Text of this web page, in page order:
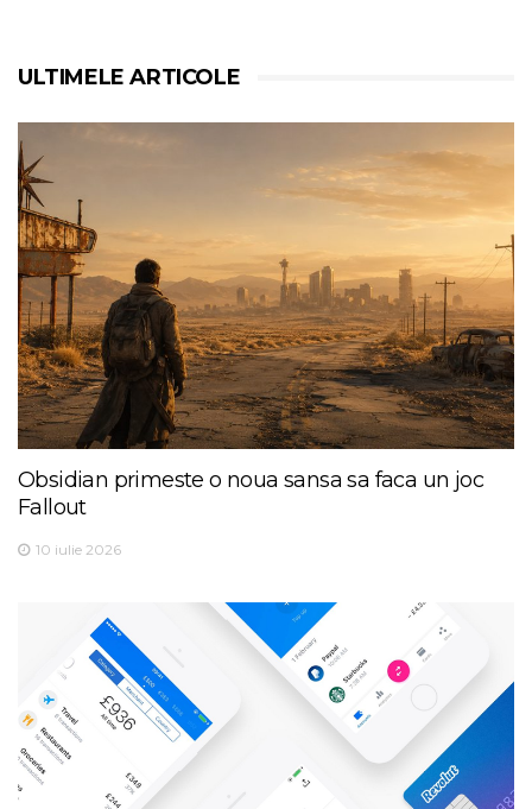
ULTIMELE ARTICOLE
Obsidian primeste o noua sansa sa faca un joc
Fallout
10 iulie 2026